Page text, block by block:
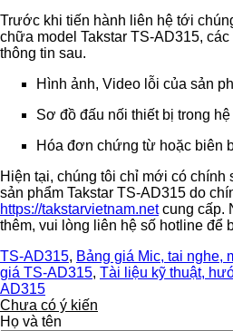
Trước khi tiến hành liên hệ tới
chữa model Takstar TS-AD315,
thông tin sau.
Hình ảnh, Video lỗi của sản
Sơ đồ đấu nối thiết bị trong
Hóa đơn chứng từ hoặc biên
Hiện tại, chúng tôi chỉ mới có chính
sản phẩm Takstar TS-AD315 do
https://takstarvietnam.netcung cấp.
thêm, vui lòng liên hệ số hotline để
TS-AD315, Bảng giá Mic, tai nghe,
giá TS-AD315, Tài liệu kỹ thuật,
AD315
Chưa có ý kiến
Họ và tên